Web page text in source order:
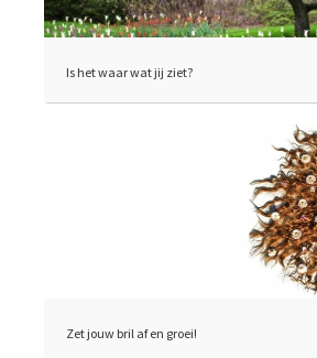
Is het waar wat jij ziet?
Zet jouw bril af en groei!